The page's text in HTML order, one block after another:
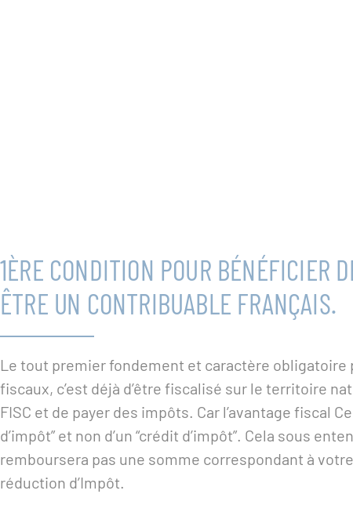
1ÈRE CONDITION POUR BÉNÉFICIER
ÊTRE UN CONTRIBUABLE FRANÇAIS.
Le tout premier fondement et caractère obligatoire
fiscaux, c’est déjà d’être fiscalisé sur le territoire
FISC et de payer des impôts. Car l’avantage fiscal
d’impôt” et non d’un “crédit d’impôt”. Cela sous
remboursera pas une somme correspondant à votre
réduction d’Impôt.